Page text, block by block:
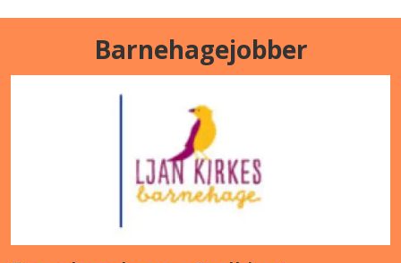
Barnehagejobber